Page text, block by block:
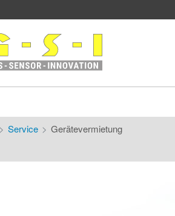
S-
Sensor
Innovation
Service Gerätevermietung